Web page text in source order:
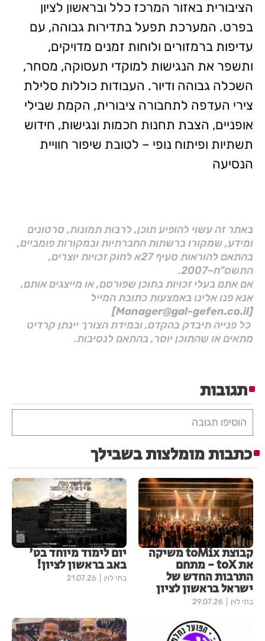
הציבורית באזור המרכז כלל ובראשון לציון
בפרט. המערכת תפעל בתדירות גבוהה, עם
עדיפות ברמזורים ולוחות זמנים מדויקים,
ותשפר את הנגישות למוקדי תעסוקה, מסחר,
השכלה גבוהה ודיור. העבודות כוללות סלילת
צירי העדפה לתחבורה ציבורית, הקמת שבילי
אופניים, הצבת תחנות חכמות ונגישות, חידוש
תשתיות ופיתוח נופי – לטובת שיפור חוויית
הנסיעה
באתר זה עשוי להופיע תוכן, לרבות תמונות, סרטונים
ומידע, שמקורו ברשתות החברתיות ובמקורות פומביים,
בהתאם להוראות סעיף 27א לחוק זכויות יוצרים,
התשס"ח–2007.
אם אתם בעלי זכויות בתוכן שפורסם, או מייצגים אותם,
אנא פנו אלינו באמצעות כתובת המייל
[Manager@gal-gefen.co.il]
כל פנייה תיבדק בהקדם, ובמידת הצורך יינתן קרדיט
מתאים או שהתוכן יוסר, בהתאם לנסיבות.
תגובות
הוסיפו תגובה
כתבות מומלצות בשבילך
קבוצת toMix משיקה
את toX - מתחם
התרבות החדש של
ישראל בראשון לציון
בתי לוין 29.07.26
יום לימוד מיוחד בט'
באב בראשון לציון!
בתי לוין 21.07.26